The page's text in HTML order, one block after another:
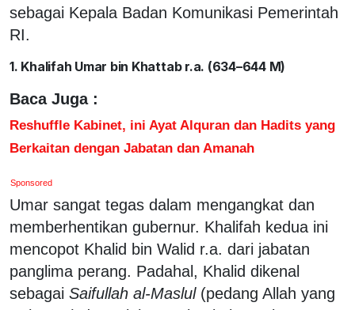
sebagai Kepala Badan Komunikasi Pemerintah
RI.
1. Khalifah Umar bin Khattab r.a. (634–644 M)
Baca Juga :
Reshuffle Kabinet, ini Ayat Alquran dan Hadits yang
Berkaitan dengan Jabatan dan Amanah
Sponsored
Umar sangat tegas dalam mengangkat dan
memberhentikan gubernur. Khalifah kedua ini
mencopot Khalid bin Walid r.a. dari jabatan
panglima perang. Padahal, Khalid dikenal
sebagai Saifullah al-Maslul(pedang Allah yang